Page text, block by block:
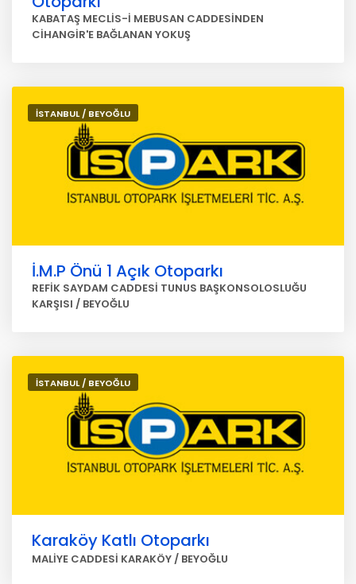
KABATAŞ MECLİS-İ MEBUSAN CADDESİNDEN
CİHANGİR'E BAĞLANAN YOKUŞ
İSTANBUL / BEYOĞLU
İ.M.P Önü 1 Açık Otoparkı
REFİK SAYDAM CADDESİ TUNUS BAŞKONSOLOSLUĞU
KARŞISI / BEYOĞLU
İSTANBUL / BEYOĞLU
Karaköy Katlı Otoparkı
MALİYE CADDESİ KARAKÖY / BEYOĞLU